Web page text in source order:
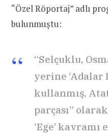
“Özel Röportaj” adlı
bulunmuştu:
“Selçuklu,
yerine ‘Adalar
kullanmış,
parçası”
‘Ege’